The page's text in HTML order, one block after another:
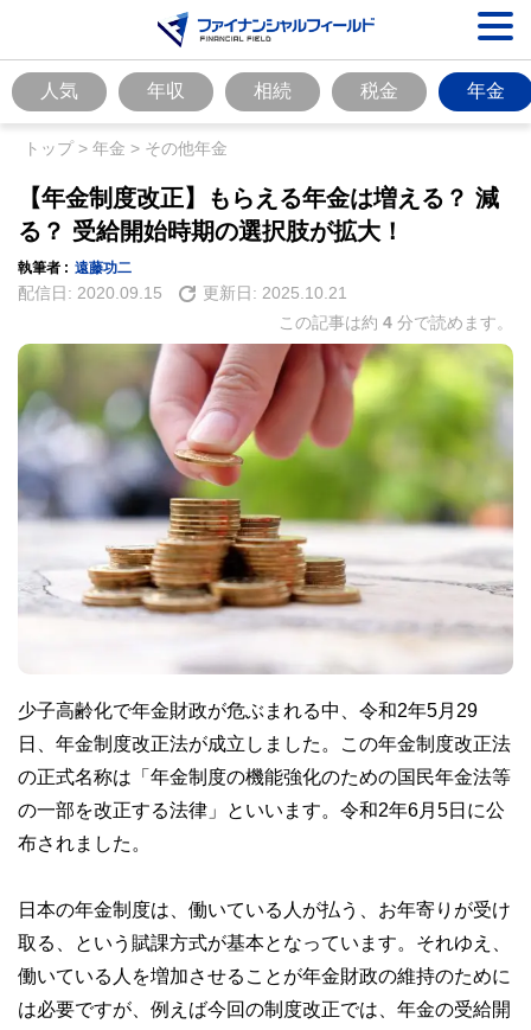
人気 年収 相続 税金 年金
トップ> 年金 > その他年金
【年金制度改正】もらえる年金は増える？ 減
る？ 受給開始時期の選択肢が拡大！
執筆者 : 遠藤功二
配信日: 2020.09.15 更新日: 2025.10.21
この記事は約 4 分で読めます。
少子高齢化で年金財政が危ぶまれる中、令和2年5月29
日、年金制度改正法が成立しました。この年金制度改正法
の正式名称は「年金制度の機能強化のための国民年金法等
の一部を改正する法律」といいます。令和2年6月5日に公
布されました。
日本の年金制度は、働いている人が払う、お年寄りが受け
取る、という賦課方式が基本となっています。それゆえ、
働いている人を増加させることが年金財政の維持のために
は必要ですが、例えば今回の制度改正では、年金の受給開